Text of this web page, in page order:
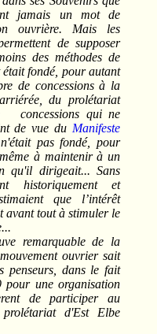
jamais un mot de
ouvrière. Mais les
de supposer
des méthodes de
fondé, pour autant
de concessions à la
du prolétariat
concessions qui ne
de vue du Manifeste
pas fondé, pour
à maintenir à un
qu'il dirigeait... Sans
historiquement et
que l’intérêt
avant tout à stimuler le
remarquable de la
ouvrier sait
penseurs, dans le fait
pour une organisation
de participer au
d'Est Elbe